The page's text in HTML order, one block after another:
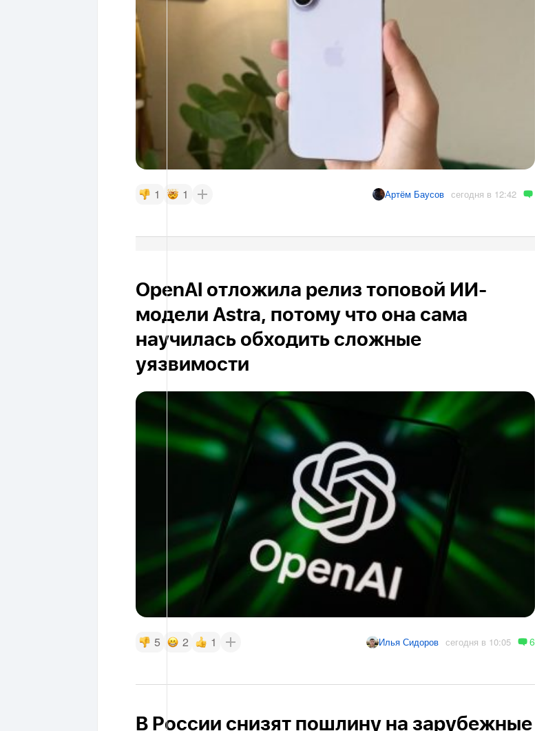
1 1 Артём Баусов сегодня в 12:42
OpenAI отложила релиз топовой ИИ-
модели Astra, потому что она сама
научилась обходить сложные
уязвимости
5 2 1 Илья Сидоров сегодня в 10:05 6
В России снизят пошлину на зарубежные